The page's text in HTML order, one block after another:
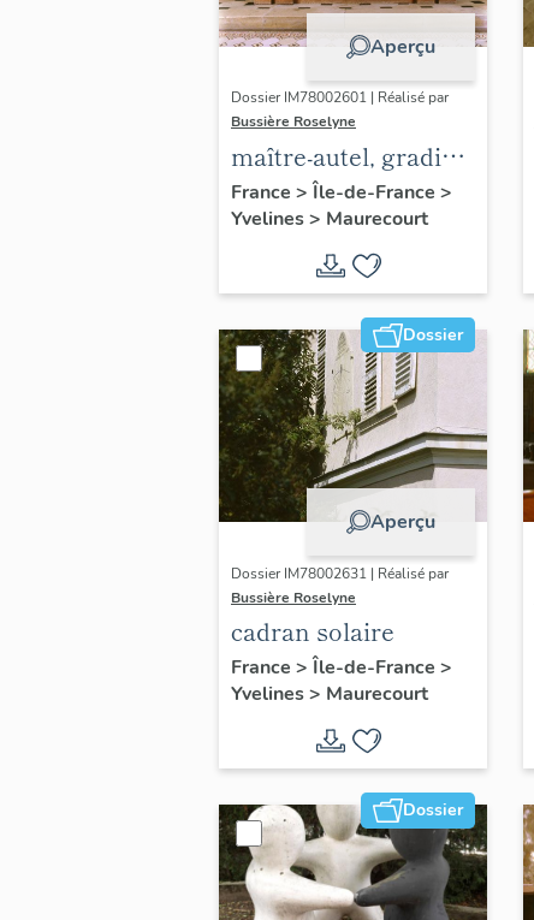
Aperçu
Dossier IM78002601 | Réalisé par
Bussière Roselyne
maître-autel, gradin
d'autel, tabernacle
France > Île-de-France >
Yvelines> Maurecourt
Dossier
Aperçu
Dossier IM78002631 | Réalisé par
Bussière Roselyne
cadran solaire
France > Île-de-France >
Yvelines> Maurecourt
Dossier